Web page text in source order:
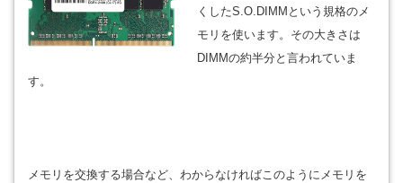
くしたS.O.DIMMという規格のメ
モリを使います。その大きさは
DIMMの約半分と言われていま
す。
メモリを交換する場合など、わからなければこのようにメモリを